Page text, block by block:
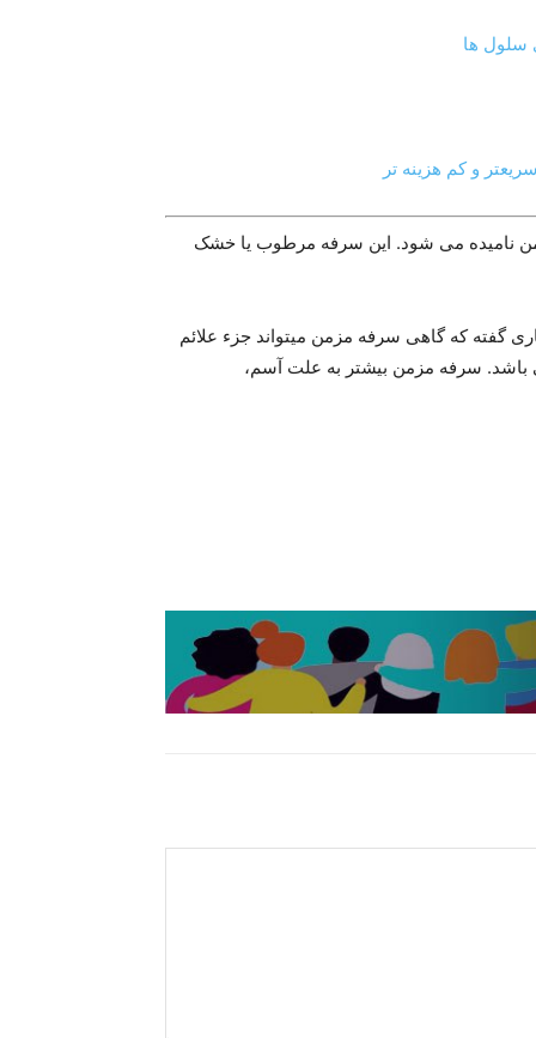
سلول ها
سرفه مزمن نامیده می شود. این سرفه مرطوب یا خشک
گفته که گاهی سرفه مزمن میتواند جزء علائم
باشد. سرفه مزمن بیشتر به علت آسم،